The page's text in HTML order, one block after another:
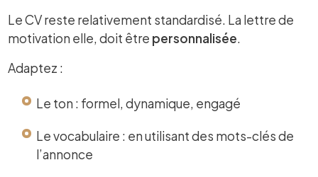
Le CV reste relativement standardisé. La lettre de
motivation elle, doit être personnalisée.
Adaptez :
Le ton : formel, dynamique, engagé
Le vocabulaire : en utilisant des mots-clés de
l’annonce